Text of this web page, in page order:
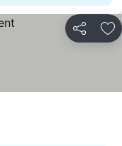
Partilhar